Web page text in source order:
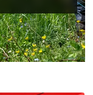
add this content
used.
Consent